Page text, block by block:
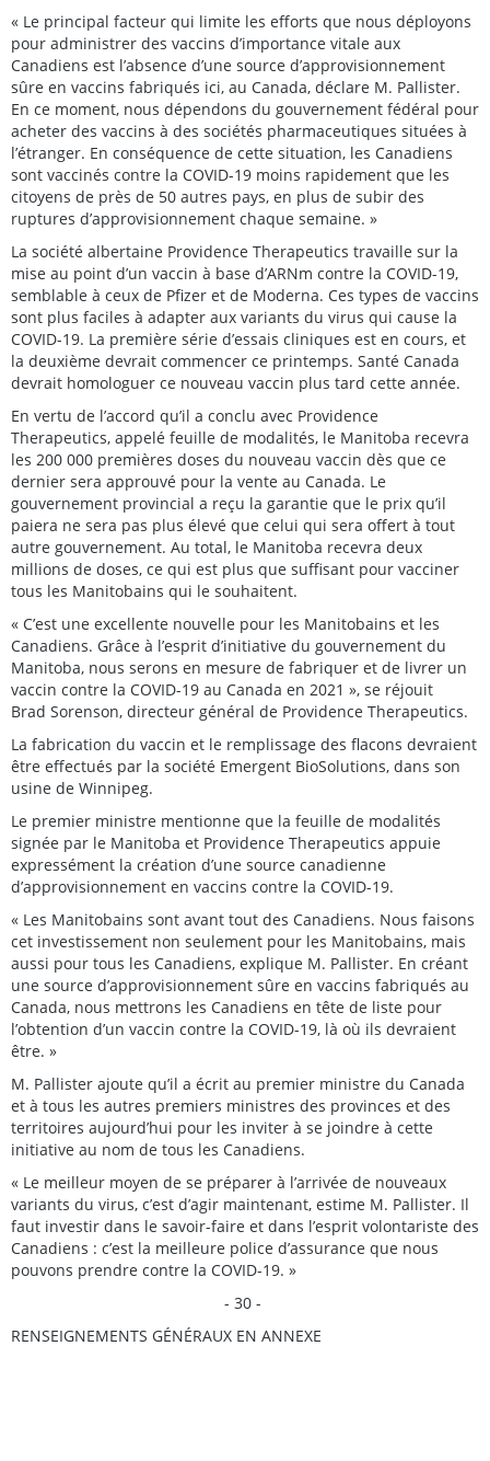
« Le principal facteur qui limite les efforts que nous déployons
pour administrer des vaccins d’importance vitale aux
Canadiens est l’absence d’une source d’approvisionnement
sûre en vaccins fabriqués ici, au Canada, déclare M. Pallister.
En ce moment, nous dépendons du gouvernement fédéral pour
acheter des vaccins à des sociétés pharmaceutiques situées à
l’étranger. En conséquence de cette situation, les Canadiens
sont vaccinés contre la COVID-19 moins rapidement que les
citoyens de près de 50 autres pays, en plus de subir des
ruptures d’approvisionnement chaque semaine. »
La société albertaine Providence Therapeutics travaille sur la
mise au point d’un vaccin à base d’ARNm contre la COVID-19,
semblable à ceux de Pfizer et de Moderna. Ces types de vaccins
sont plus faciles à adapter aux variants du virus qui cause la
COVID-19. La première série d’essais cliniques est en cours, et
la deuxième devrait commencer ce printemps. Santé Canada
devrait homologuer ce nouveau vaccin plus tard cette année.
En vertu de l’accord qu’il a conclu avec Providence
Therapeutics, appelé feuille de modalités, le Manitoba recevra
les 200 000 premières doses du nouveau vaccin dès que ce
dernier sera approuvé pour la vente au Canada. Le
gouvernement provincial a reçu la garantie que le prix qu’il
paiera ne sera pas plus élevé que celui qui sera offert à tout
autre gouvernement. Au total, le Manitoba recevra deux
millions de doses, ce qui est plus que suffisant pour vacciner
tous les Manitobains qui le souhaitent.
« C’est une excellente nouvelle pour les Manitobains et les
Canadiens. Grâce à l’esprit d’initiative du gouvernement du
Manitoba, nous serons en mesure de fabriquer et de livrer un
vaccin contre la COVID-19 au Canada en 2021 », se réjouit
Brad Sorenson, directeur général de Providence Therapeutics.
La fabrication du vaccin et le remplissage des flacons devraient
être effectués par la société Emergent BioSolutions, dans son
usine de Winnipeg.
Le premier ministre mentionne que la feuille de modalités
signée par le Manitoba et Providence Therapeutics appuie
expressément la création d’une source canadienne
d’approvisionnement en vaccins contre la COVID-19.
« Les Manitobains sont avant tout des Canadiens. Nous faisons
cet investissement non seulement pour les Manitobains, mais
aussi pour tous les Canadiens, explique M. Pallister. En créant
une source d’approvisionnement sûre en vaccins fabriqués au
Canada, nous mettrons les Canadiens en tête de liste pour
l’obtention d’un vaccin contre la COVID-19, là où ils devraient
être. »
M. Pallister ajoute qu’il a écrit au premier ministre du Canada
et à tous les autres premiers ministres des provinces et des
territoires aujourd’hui pour les inviter à se joindre à cette
initiative au nom de tous les Canadiens.
« Le meilleur moyen de se préparer à l’arrivée de nouveaux
variants du virus, c’est d’agir maintenant, estime M. Pallister. Il
faut investir dans le savoir-faire et dans l’esprit volontariste des
Canadiens : c’est la meilleure police d’assurance que nous
pouvons prendre contre la COVID-19. »
- 30 -
RENSEIGNEMENTS GÉNÉRAUX EN ANNEXE